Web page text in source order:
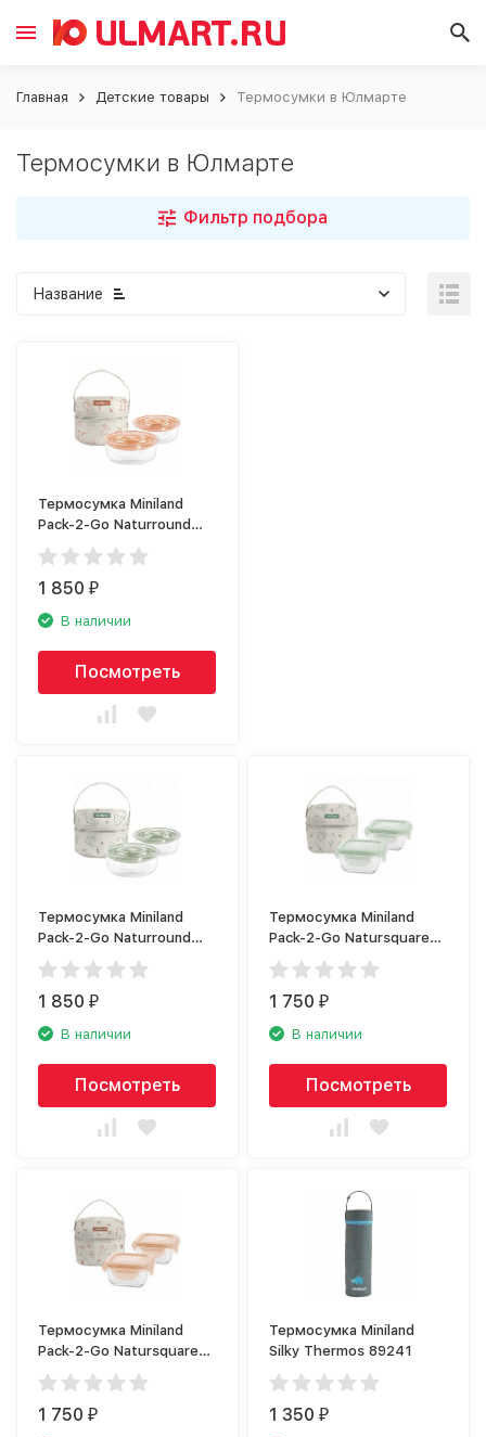
Главная Детские товары Термосумки в Юлмарте
Термосумки в Юлмарте
Фильтр подбора
Название
Термосумка Miniland
Pack-2-Go Naturround
89268
1 850₽
В наличии
Посмотреть
Термосумка Miniland
Pack-2-Go Naturround
89267
1 850₽
В наличии
Посмотреть
Термосумка Miniland
Pack-2-Go Natursquare
89265
1 750₽
В наличии
Посмотреть
Термосумка Miniland
Pack-2-Go Natursquare
89266
1 750₽
Термосумка Miniland
Silky Thermos 89241
1 350₽